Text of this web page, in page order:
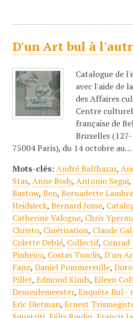
D'un Art bul à
Catalogue de
avec l'aide de
des Affaires
Centre
française de
Bruxelles
75004 Paris), du 14 octobre au…
Mots-clés: André Balthazar,
Stas, Anne Body, Antonio Segui,
Bastow, Ben, Bernadette
Heidsieck, Bernard Josse,
Catherine Valogne, Chris
Christo, Cinétisation, Claude
Colette Deblé, Collectif, Conrad
Pinheiro, Costas Tsoclis, D'un
Fano, Daniel Pommereulle,
Pillet, Edmond Kinds, Eileen
Demeulemeester, Enquête Bul -
Eric Dietman, Ernest